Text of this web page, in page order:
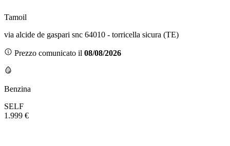
Tamoil
via alcide de gaspari snc 64010 - torricella sicura (TE)
Prezzo comunicato il 08/08/2026
Benzina
SELF
1.999 €